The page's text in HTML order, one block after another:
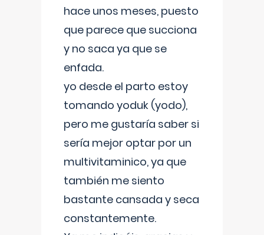
hace unos meses, puesto
que parece que succiona
y no saca ya que se
enfada.
yo desde el parto estoy
tomando yoduk (yodo),
pero me gustaría saber si
sería mejor optar por un
multivitaminico, ya que
también me siento
bastante cansada y seca
constantemente.